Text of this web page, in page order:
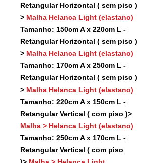
Retangular Horizontal ( sem piso )
> Malha Helanca Light (elastano)
Tamanho: 150cm A x 220cm L -
Retangular Horizontal ( sem piso )
> Malha Helanca Light (elastano)
Tamanho: 170cm A x 250cm L -
Retangular Horizontal ( sem piso )
> Malha Helanca Light (elastano)
Tamanho: 220cm A x 150cm L -
Retangular Vertical ( com piso )>
Malha > Helanca Light (elastano)
Tamanho: 250cm A x 170cm L -
Retangular Vertical ( com piso